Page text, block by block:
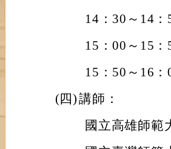
14：30～14
15：00～15
15：50～16
(四)講師：
國立高雄師範